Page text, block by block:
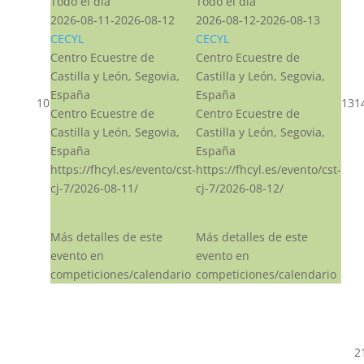
10
2026-08-11-2026-08-12
CECYL
Centro Ecuestre de
Castilla y León, Segovia,
España
Centro Ecuestre de
Castilla y León, Segovia,
España
https://fhcyl.es/evento/cst-
cj-7/2026-08-11/
Más detalles de este
evento en
competiciones/calendario
2026-08-12-2026-08-13
CECYL
Centro Ecuestre de
Castilla y León, Segovia,
España
Centro Ecuestre de
Castilla y León, Segovia,
España
https://fhcyl.es/evento/cst-
cj-7/2026-08-12/
Más detalles de este
evento en
competiciones/calendario
13